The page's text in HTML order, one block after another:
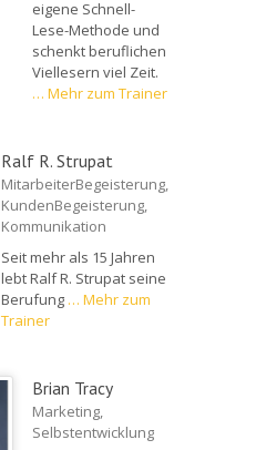
eigene Schnell-
Lese-Methode und
schenkt beruflichen
Viellesern viel Zeit.
… Mehr zum Trainer
Ralf R. Strupat
MitarbeiterBegeisterung,
KundenBegeisterung,
Kommunikation
Seit mehr als 15 Jahren
lebt Ralf R. Strupat seine
Berufung … Mehr zum
Trainer
Brian Tracy
Marketing,
Selbstentwicklung